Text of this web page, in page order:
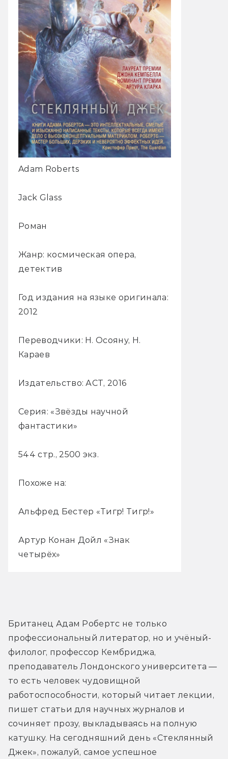
Adam Roberts
Jack Glass
Роман
Жанр: космическая опера,
детектив
Год издания на языке оригинала:
2012
Переводчики: Н. Осояну, Н.
Караев
Издательство: АСТ, 2016
Серия: «Звёзды научной
фантастики»
544 стр., 2500 экз.
Похоже на:
Альфред Бестер «Тигр! Тигр!»
Артур Конан Дойл «Знак
четырёх»
Британец Адам Робертс не только
профессиональный литератор, но и учёный-
филолог, профессор Кембриджа,
преподаватель Лондонского университета —
то есть человек чудовищной
работоспособности, который читает лекции,
пишет статьи для научных журналов и
сочиняет прозу, выкладываясь на полную
катушку. На сегодняшний день «Стеклянный
Джек», пожалуй, самое успешное